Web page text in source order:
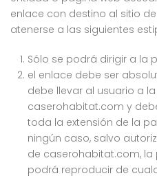
enlace con destino al sitio
atenerse a las siguientes
Sólo se podrá dirigir a la
el enlace debe ser
debe llevar al usuario a
caserohabitat.com y
toda la extensión de la
ningún caso, salvo
de caserohabitat.com, la
podrá reproducir de